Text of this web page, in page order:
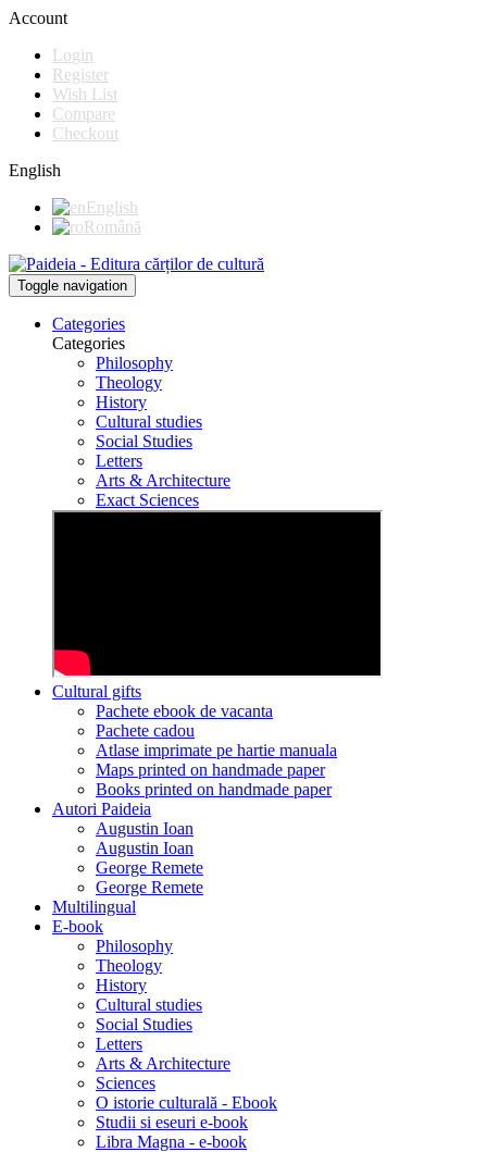
Account
Login
Register
Wish List
Compare
Checkout
English
English
Română
Toggle navigation
Categories
Categories
Philosophy
Theology
History
Cultural studies
Social Studies
Letters
Arts & Architecture
Exact Sciences
Cultural gifts
Pachete ebook de vacanta
Pachete cadou
Atlase imprimate pe hartie manuala
Maps printed on handmade paper
Books printed on handmade paper
Autori Paideia
Augustin Ioan
Augustin Ioan
George Remete
George Remete
Multilingual
E-book
Philosophy
Theology
History
Cultural studies
Social Studies
Letters
Arts & Architecture
Sciences
O istorie culturală - Ebook
Studii si eseuri e-book
Libra Magna - e-book